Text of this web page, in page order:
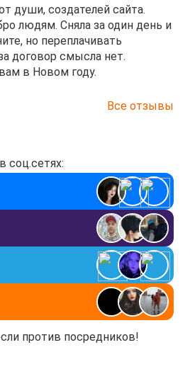
души, создателей сайта.
людям. Сняла за один день и
но переплачивать
договор смысла нет.
в Новом году.
Все отзывы
соц.сетях:
против посредников!